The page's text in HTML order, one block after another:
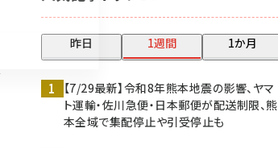
昨日 1週間 1か月
【7/29最新】令和8年熊本地震の影響、ヤマ
ト運輸・佐川急便・日本郵便が配送制限、熊
本全域で集配停止や引受停止も